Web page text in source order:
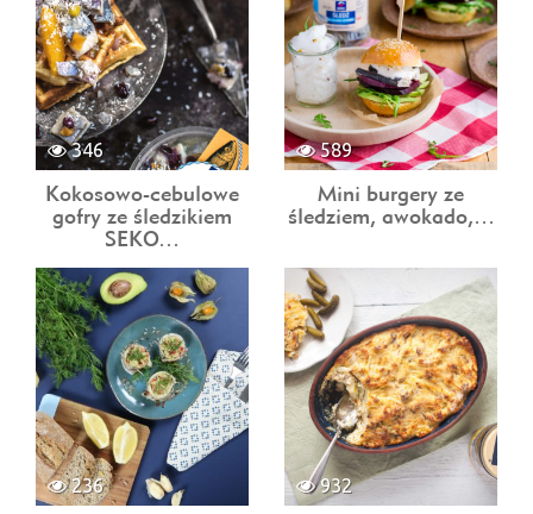
346
Kokosowo-cebulowe
gofry ze śledzikiem
SEKO…
589
Mini burgery ze
śledziem, awokado,…
236 932